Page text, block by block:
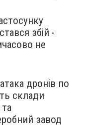
збій -
не
дронів по
склади
завод